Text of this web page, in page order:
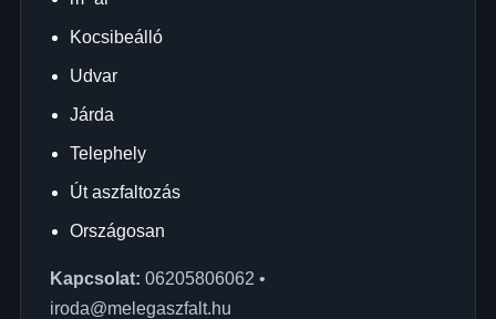
Kocsibeálló
Udvar
Járda
Telephely
Út aszfaltozás
Országosan
Kapcsolat: 06205806062 •
iroda@melegaszfalt.hu